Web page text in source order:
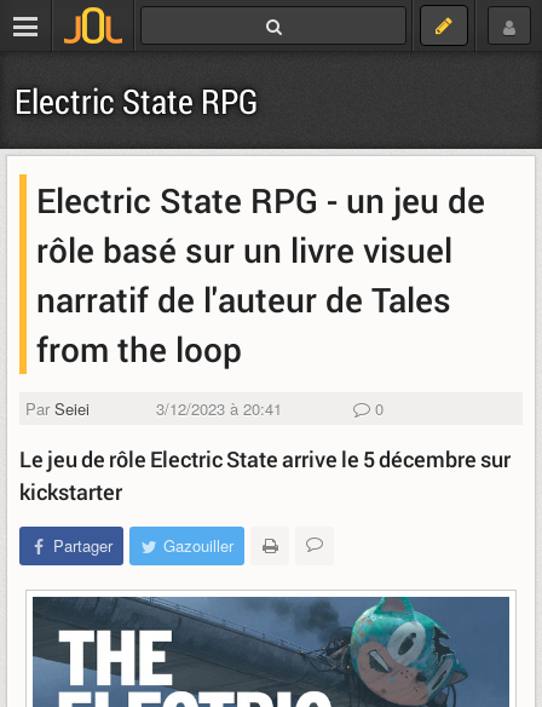
Electric State RPG
Electric State RPG - un jeu de
rôle basé sur un livre visuel
narratif de l'auteur de Tales
from the loop
Par Seiei 3/12/2023 à 20:41 0
Le jeu de rôle Electric State arrive le 5 décembre sur
kickstarter
Partager Gazouiller